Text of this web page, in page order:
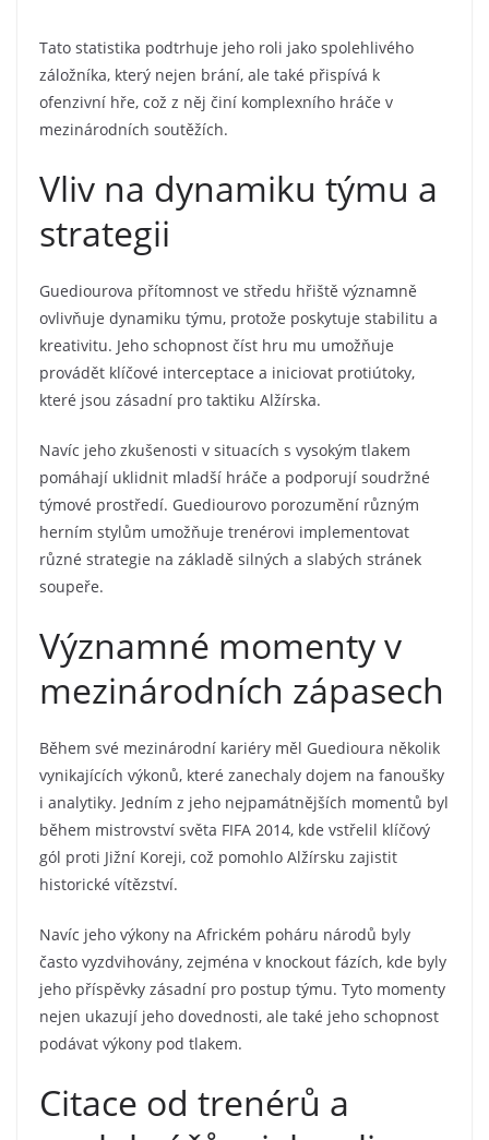
Tato statistika podtrhuje jeho roli jako spolehlivého
záložníka, který nejen brání, ale také přispívá k
ofenzivní hře, což z něj činí komplexního hráče v
mezinárodních soutěžích.
Vliv na dynamiku týmu a
strategii
Guediourova přítomnost ve středu hřiště významně
ovlivňuje dynamiku týmu, protože poskytuje stabilitu a
kreativitu. Jeho schopnost číst hru mu umožňuje
provádět klíčové interceptace a iniciovat protiútoky,
které jsou zásadní pro taktiku Alžírska.
Navíc jeho zkušenosti v situacích s vysokým tlakem
pomáhají uklidnit mladší hráče a podporují soudržné
týmové prostředí. Guediourovo porozumění různým
herním stylům umožňuje trenérovi implementovat
různé strategie na základě silných a slabých stránek
soupeře.
Významné momenty v
mezinárodních zápasech
Během své mezinárodní kariéry měl Guedioura několik
vynikajících výkonů, které zanechaly dojem na fanoušky
i analytiky. Jedním z jeho nejpamátnějších momentů byl
během mistrovství světa FIFA 2014, kde vstřelil klíčový
gól proti Jižní Koreji, což pomohlo Alžírsku zajistit
historické vítězství.
Navíc jeho výkony na Africkém poháru národů byly
často vyzdvihovány, zejména v knockout fázích, kde byly
jeho příspěvky zásadní pro postup týmu. Tyto momenty
nejen ukazují jeho dovednosti, ale také jeho schopnost
podávat výkony pod tlakem.
Citace od trenérů a